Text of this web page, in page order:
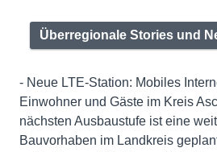
Überregionale Stories und
- Neue LTE-Station: Mobiles
Einwohner und Gäste im Kreis
nächsten Ausbaustufe ist eine
Bauvorhaben im Landkreis